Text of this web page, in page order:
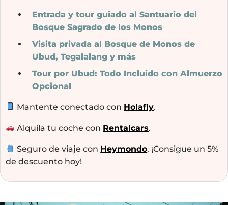
Entrada y tour guiado al Santuario del
Bosque Sagrado de los Monos
Visita privada al Bosque de Monos de
Ubud, Tegalalang y más
Tour por Ubud: Todo Incluido con Almuerzo
Opcional
Mantente conectado con Holafly.
Alquila tu coche con Rentalcars.
Seguro de viaje con Heymondo. ¡Consigue un 5%
de descuento hoy!